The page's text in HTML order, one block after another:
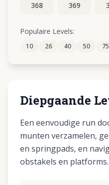
368 369
373 374
378 379
Populaire Levels:
10 26 40 50 75
Diepgaande
Een eenvoudige run
munten verzamelen,
en springpads, en
obstakels en platforms.